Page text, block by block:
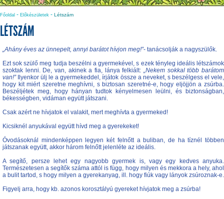
Főoldal - Előkészületek - Létszám
LÉTSZÁM
„Ahány éves az ünnepelt, annyi barátot hívjon meg!”- tanácsolják a nagyszülők.
Ezt sok szülő meg tudja beszélni a gyermekével, s ezek tényleg ideális létszámok
szoktak lenni. De, van, akinek a fia, lánya felkiált: „Nekem sokkal több barátom
van!”Ilyenkor ülj le a gyermekeddel, írjátok össze a neveket, s beszélgess el vele,
hogy kit miért szeretne meghívni, s biztosan szeretné-e, hogy eljöjjön a zsúrba.
Beszéljétek meg, hogy hányan tudtok kényelmesen leülni, és biztonságban,
békességben, vidáman együtt játszani.
Csak azért ne hívjatok el valakit, mert meghívta a gyermeked!
Kicsiknél anyukával együtt hívd meg a gyerekeket!
Óvodásoknál mindenképpen legyen két felnőtt a buliban, de ha tíznél többen
játszanak együtt, akkor három felnőtt jelenléte az ideális.
A segítő, persze lehet egy nagyobb gyermek is, vagy egy kedves anyuka.
Természetesen a segítők száma attól is függ, hogy milyen és mekkora a hely, ahol
a bulit tartod, s hogy milyen a gyerekanyag, ill. hogy fiúk vagy lányok zsúroznak-e.
Figyelj arra, hogy kb. azonos korosztályú gyereket hívjatok meg a zsúrba!